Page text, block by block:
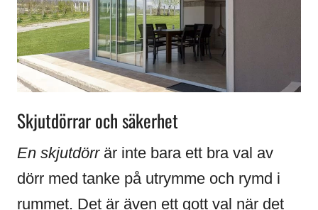
Skjutdörrar och säkerhet
En skjutdörrär inte bara ett bra val av
dörr med tanke på utrymme och rymd i
rummet. Det är även ett gott val när det